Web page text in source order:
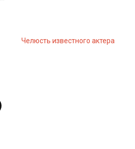
Челюсть известного актера